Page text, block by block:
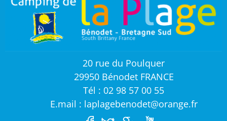
20 rue du Poulquer
29950 Bénodet FRANCE
Tél : 02 98 57 00 55
E.mail : laplagebenodet@orange.fr